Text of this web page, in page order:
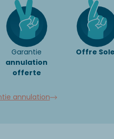
Garantie
annulation
offerte
Offre
annulation